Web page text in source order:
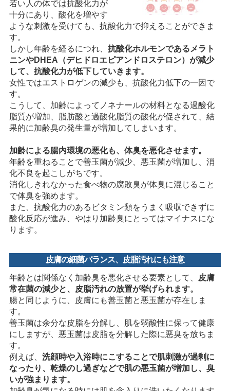
若い人の体では抗酸化力が
十分にあり、酸化を増やす
ような刺激を受けても、抗酸化力で抑えることができま
す。
しかし年齢を経るにつれ、 抗酸化ホルモンであるメラト
ニンやDHEA（デヒドロエピアンドロステロン）が減少
して、抗酸化力が低下していきます。
女性ではエストロゲンの減少も、抗酸化力低下の一因で
す。
こうして、加齢によってノネナールの材料となる過酸化
脂質が増加、脂肪酸と過酸化脂質の酸化が促されて、結
果的に加齢臭の発生量が増加してしまいます。
加齢による腸内環境の悪化も、体臭を悪化させます。
年齢を重ねることで善玉菌が減少、悪玉菌が増加し、消
化不良を起こしがちです。
消化しきれなかった食べ物の腐敗臭が体臭に混じること
で体臭を強めます。
また、抗酸化力のあるビタミン類をうまく吸収できずに
酸化反応が進み、やはり加齢臭にとってはマイナスにな
ります。
皮膚の細菌バランス、皮脂汚れにも注意
年齢とは関係なく加齢臭を悪化させる要素として、
皮膚
常在菌の減少と、皮脂汚れの放置が挙げられます。
腸と同じように、皮膚にも善玉菌と悪玉菌が存在しま
す。
善玉菌は余分な皮脂を分解し、肌を弱酸性に保って健康
にしますが、悪玉菌は皮脂を分解した際に悪臭を放ちま
す。
例えば、 洗顔時や入浴時にこすることで肌刺激が過剰に
なったり、乾燥のし過ぎなどで肌の悪玉菌が増加し、臭
いが強まります。